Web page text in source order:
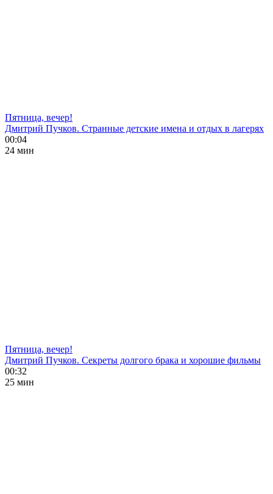
Пятница, вечер!
Дмитрий Пучков. Странные детские имена и отдых в лагерях
00:04
24 мин
Пятница, вечер!
Дмитрий Пучков. Секреты долгого брака и хорошие фильмы
00:32
25 мин